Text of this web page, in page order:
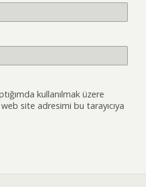
kullanılmak üzere
site adresimi bu tarayıcıya